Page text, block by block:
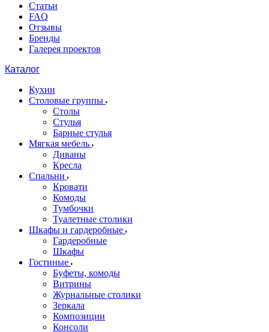
Статьи
FAQ
Отзывы
Бренды
Галерея проектов
Каталог
Кухни
Столовые группы
Столы
Стулья
Барные стулья
Мягкая мебель
Диваны
Кресла
Спальни
Кровати
Комоды
Тумбочки
Туалетные столики
Шкафы и гардеробные
Гардеробные
Шкафы
Гостиные
Буфеты, комоды
Витрины
Журнальные столики
Зеркала
Композиции
Консоли